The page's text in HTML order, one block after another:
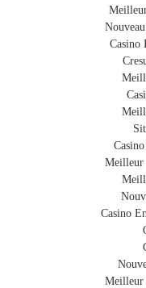
Se délestant
housse
Elle n’absorbe
les
Casino
Meilleur
Casino
Meilleur